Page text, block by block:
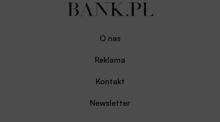
O nas
Reklama
Kontakt
Newsletter